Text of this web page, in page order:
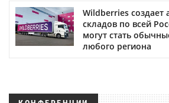
Wildberries
складов по всей
могут стать
любого региона